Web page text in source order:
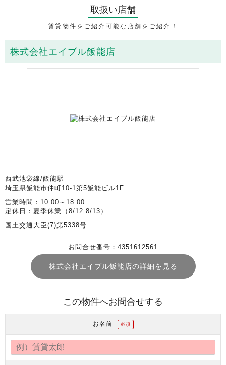
取扱い店舗
賃貸物件をご紹介可能な店舗をご紹介！
株式会社エイブル飯能店
西武池袋線/飯能駅
埼玉県飯能市仲町10-1第5飯能ビル1F
営業時間：10:00～18:00
定休日：夏季休業（8/12.8/13）
国土交通大臣(7)第5338号
お問合せ番号：4351612561
株式会社エイブル飯能店の詳細を見る
この物件へお問合せする
お名前 必須